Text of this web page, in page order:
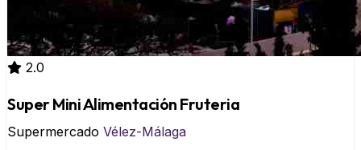
2.0
Super Mini Alimentación Fruteria
Supermercado Vélez-Málaga